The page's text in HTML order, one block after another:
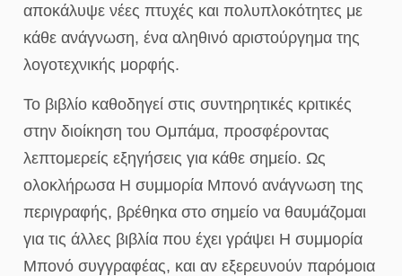
αποκάλυψε νέες πτυχές και πολυπλοκότητες με
κάθε ανάγνωση, ένα αληθινό αριστούργημα της
λογοτεχνικής μορφής.
Το βιβλίο καθοδηγεί στις συντηρητικές κριτικές
στην διοίκηση του Ομπάμα, προσφέροντας
λεπτομερείς εξηγήσεις για κάθε σημείο. Ως
ολοκλήρωσα Η συμμορία Μπονό ανάγνωση της
περιγραφής, βρέθηκα στο σημείο να θαυμάζομαι
για τις άλλες βιβλία που έχει γράψει Η συμμορία
Μπονό συγγραφέας, και αν εξερευνούν παρόμοια